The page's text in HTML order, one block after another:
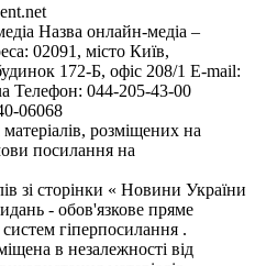
Назва онлайн-медіа –
02091, місто Київ,
172-Б, офіс 208/1 E-mail:
Телефон: 044-205-43-00
06068
розміщених на
посилання на
зі сторінки « Новини України
- обов'язкове пряме
гіперпосилання .
в незалежності від